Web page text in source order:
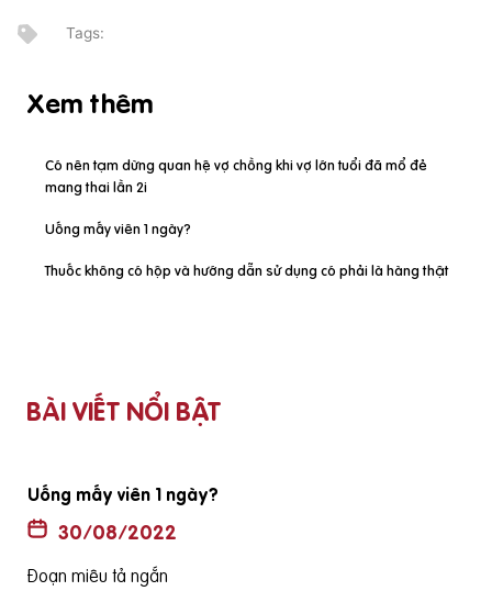
Xem thêm
Có nên tạm dừng quan hệ vợ chồng khi vợ lớn tuổi đã mổ đẻ
mang thai lần 2i
Uống mấy viên 1 ngày?
Thuốc không có hộp và hướng dẫn sử dụng có phải là hàng thật
BÀI VIẾT NỔI BẬT
Thuốc không có hộp và hướng dẫn sử dụng có phải là
hàng thật
30/08/2022